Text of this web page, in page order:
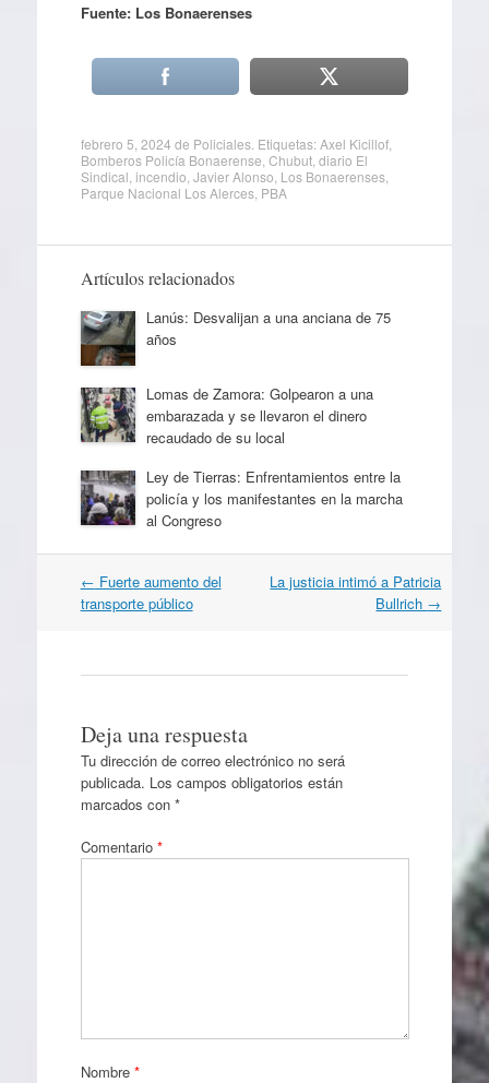
Fuente: Los Bonaerenses
febrero 5, 2024 de Policiales. Etiquetas:Axel Kicillof,
Bomberos Policía Bonaerense Chubut, diario El
Sindical incendio Javier Alonso Los Bonaerenses,
Parque Nacional Los Alerces, PBA
Artículos relacionados
Lanús: Desvalijan a una anciana de 75
años
Lomas de Zamora: Golpearon a una
embarazada y se llevaron el dinero
recaudado de su local
Ley de Tierras: Enfrentamientos entre la
policía y los manifestantes en la marcha
al Congreso
Navegación
por
← Fuerte aumento del
transporte público
La justicia intimó a Patricia
Bullrich →
Deja una respuesta
Tu dirección de correo electrónico no será
publicada. Los campos obligatorios están
marcados con *
Comentario *
Nombre *